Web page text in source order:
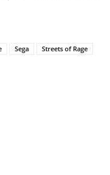
Sega
Streets of Rage